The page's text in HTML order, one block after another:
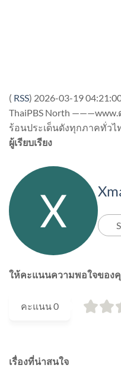
( RSS) 2026-03-19
ThaiPBS North
ร้อนประเด็นดังทุกภาคทั่วไ
ผู้เรียบเรียง
ให้คะแนนความพอใจของ
คะแนน0
เรื่องที่น่าสนใจ